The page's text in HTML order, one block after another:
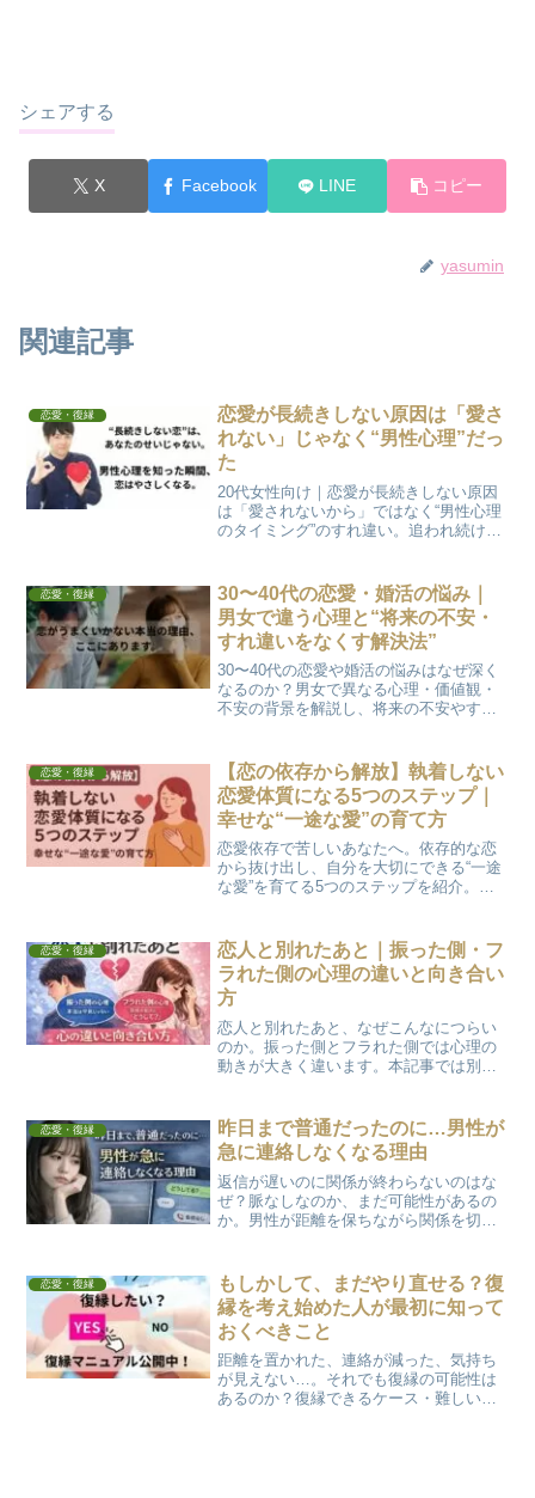
シェアする
X Facebook LINE コピー
yasumin
関連記事
恋愛・復縁
恋愛が長続きしない原因は「愛さ
れない」じゃなく“男性心理”だっ
た
20代女性向け｜恋愛が長続きしない原因
は「愛されないから」ではなく“男性心理
のタイミング”のすれ違い。追われ続ける
説。
恋愛・復縁
30〜40代の恋愛・婚活の悩み｜
男女で違う心理と“将来の不安・
すれ違いをなくす解決法”
30〜40代の恋愛や婚活の悩みはなぜ深く
なるのか？男女で異なる心理・価値観・
不安の背景を解説し、将来の不安やすれ
ポイントを紹介します。
恋愛・復縁
【恋の依存から解放】執着しない
恋愛体質になる5つのステップ｜
幸せな“一途な愛”の育て方
恋愛依存で苦しいあなたへ。依存的な恋
から抜け出し、自分を大切にできる“一途
な愛”を育てる5つのステップを紹介。恋
恋愛・復縁
恋人と別れたあと｜振った側・フ
ラれた側の心理の違いと向き合い
方
恋人と別れたあと、なぜこんなにつらい
のか。振った側とフラれた側では心理の
動きが大きく違います。本記事では別れ
恋愛・復縁
昨日まで普通だったのに…男性が
急に連絡しなくなる理由
返信が遅いのに関係が終わらないのはな
ぜ？脈なしなのか、まだ可能性があるの
か。男性が距離を保ちながら関係を切ら
恋愛・復縁
もしかして、まだやり直せる？復
縁を考え始めた人が最初に知って
おくべきこと
距離を置かれた、連絡が減った、気持ち
が見えない…。それでも復縁の可能性は
あるのか？復縁できるケース・難しいケ